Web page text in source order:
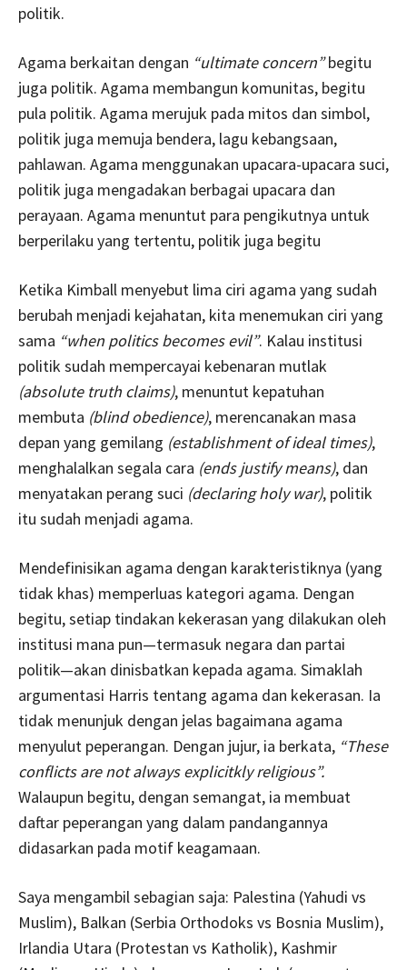
politik.
Agama berkaitan dengan “ultimate concern”begitu
juga politik. Agama membangun komunitas, begitu
pula politik. Agama merujuk pada mitos dan simbol,
politik juga memuja bendera, lagu kebangsaan,
pahlawan. Agama menggunakan upacara-upacara suci,
politik juga mengadakan berbagai upacara dan
perayaan. Agama menuntut para pengikutnya untuk
berperilaku yang tertentu, politik juga begitu
Ketika Kimball menyebut lima ciri agama yang sudah
berubah menjadi kejahatan, kita menemukan ciri yang
sama “when politics becomes evil”. Kalau institusi
politik sudah mempercayai kebenaran mutlak
(absolute truth claims), menuntut kepatuhan
membuta (blind obedience), merencanakan masa
depan yang gemilang (establishment of ideal times),
menghalalkan segala cara (ends justify means), dan
menyatakan perang suci (declaring holy war), politik
itu sudah menjadi agama.
Mendefinisikan agama dengan karakteristiknya (yang
tidak khas) memperluas kategori agama. Dengan
begitu, setiap tindakan kekerasan yang dilakukan oleh
institusi mana pun—termasuk negara dan partai
politik—akan dinisbatkan kepada agama. Simaklah
argumentasi Harris tentang agama dan kekerasan. Ia
tidak menunjuk dengan jelas bagaimana agama
menyulut peperangan. Dengan jujur, ia berkata, “These
conflicts are not always explicitkly religious”.
Walaupun begitu, dengan semangat, ia membuat
daftar peperangan yang dalam pandangannya
didasarkan pada motif keagamaan.
Saya mengambil sebagian saja: Palestina (Yahudi vs
Muslim), Balkan (Serbia Orthodoks vs Bosnia Muslim),
Irlandia Utara (Protestan vs Katholik), Kashmir